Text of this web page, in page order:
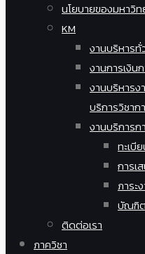
นโยบายของมหาวิท
KM
งานบริหารทั่
งานการเงิน
งานบริหารง
บริการวิชาก
งานบริการก
ทะเบี
การเ
ภาระ
บัณฑิ
ติดต่อเรา
ภาควิชา